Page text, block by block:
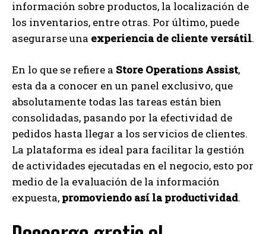
información sobre productos, la localización de
los inventarios, entre otras. Por último, puede
asegurarse una experiencia de cliente versátil.
En lo que se refiere a Store Operations Assist,
esta da a conocer en un panel exclusivo, que
absolutamente todas las tareas están bien
consolidadas, pasando por la efectividad de
pedidos hasta llegar a los servicios de clientes.
La plataforma es ideal para facilitar la gestión
de actividades ejecutadas en el negocio, esto por
medio de la evaluación de la información
expuesta, promoviendo así la productividad.